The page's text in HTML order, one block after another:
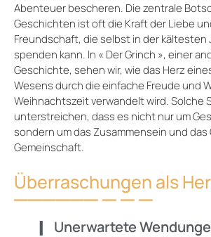
Abenteuer bescheren. Die zentrale
Geschichten ist oft die Kraft der Liebe
Freundschaft, die selbst in der kältesten
spenden kann. In « Der Grinch », einer
Geschichte, sehen wir, wie das Herz
Wesens durch die einfache Freude und
Weihnachtszeit verwandelt wird. Solche
unterstreichen, dass es nicht nur um
sondern um das Zusammensein und das
Gemeinschaft.
Überraschungen als
Unerwartete